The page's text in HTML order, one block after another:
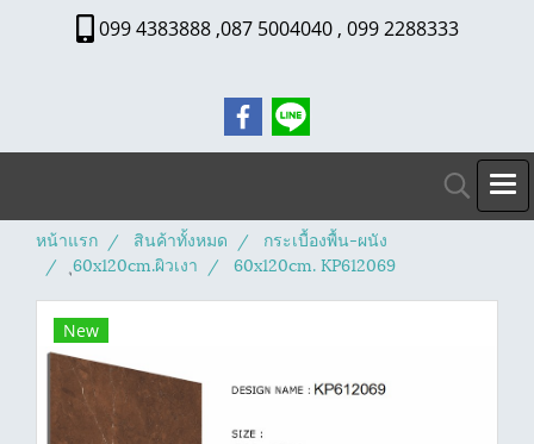
099 4383888 ,087 5004040 , 099 2288333
หน้าแรก สินค้าทั้งหมด
กระเบื้องพื้น-ผนัง
ุ60x120cm.ผิวเงา
60x120cm. KP612069
New